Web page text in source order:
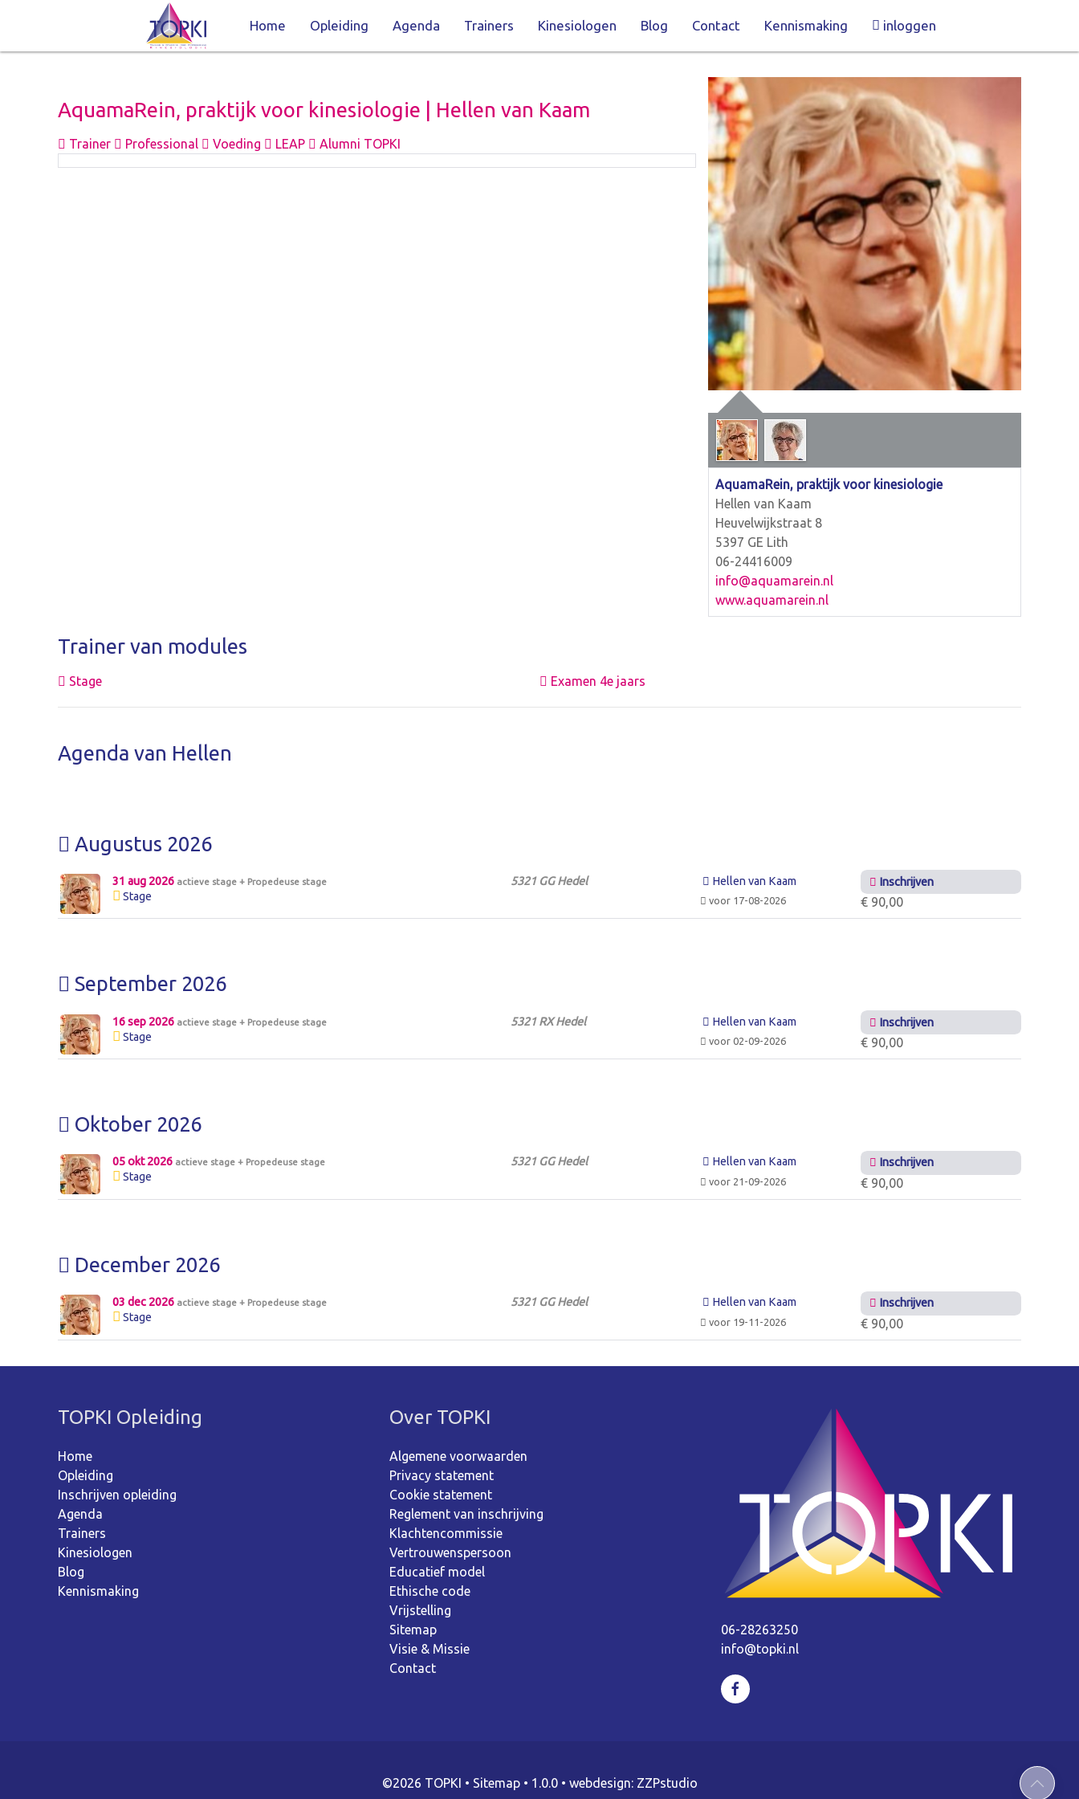
Home Opleiding Agenda Trainers Kinesiologen Blog Contact Kennismaking inloggen
AquamaRein, praktijk voor kinesiologie | Hellen van Kaam
Trainer Professional Voeding LEAP Alumni TOPKI
AquamaRein, praktijk voor kinesiologie
Hellen van Kaam
Heuvelwijkstraat 8
5397 GE Lith
06-24416009
info@aquamarein.nl
www.aquamarein.nl
Trainer van modules
Stage Examen 4e jaars
Agenda van Hellen
Augustus 2026
31 aug 2026 actieve stage + Propedeuse stage
Stage
5321 GG Hedel Hellen van Kaam
voor 17-08-2026
Inschrijven
€ 90,00
September 2026
16 sep 2026 actieve stage + Propedeuse stage
Stage
5321 RX Hedel Hellen van Kaam
voor 02-09-2026
Inschrijven
€ 90,00
Oktober 2026
05 okt 2026 actieve stage + Propedeuse stage
Stage
5321 GG Hedel Hellen van Kaam
voor 21-09-2026
Inschrijven
€ 90,00
December 2026
03 dec 2026 actieve stage + Propedeuse stage
Stage
5321 GG Hedel Hellen van Kaam
voor 19-11-2026
Inschrijven
€ 90,00
TOPKI Opleiding
Home
Opleiding
Inschrijven opleiding
Agenda
Trainers
Kinesiologen
Blog
Kennismaking
Over TOPKI
Algemene voorwaarden
Privacy statement
Cookie statement
Reglement van inschrijving
Klachtencommissie
Vertrouwenspersoon
Educatief model
Ethische code
Vrijstelling
Sitemap
Visie & Missie
Contact
06-28263250
info@topki.nl
©2026 TOPKI • Sitemap• 1.0.0 • webdesign: ZZPstudio